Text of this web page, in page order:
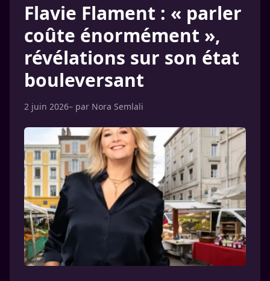
Flavie Flament : « parler
coûte énormément »,
révélations sur son état
bouleversant
2 juin 2026– par Nora Semlali